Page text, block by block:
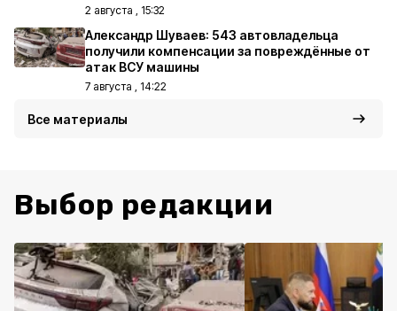
2 августа , 15:32
Александр Шуваев: 543 автовладельца
получили компенсации за повреждённые от
атак ВСУ машины
7 августа , 14:22
Все материалы
Выбор редакции